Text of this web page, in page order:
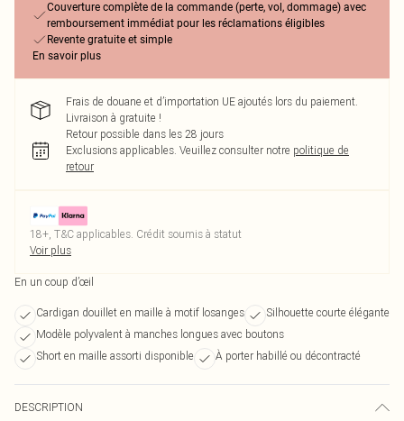
Couverture complète de la commande (perte, vol, dommage) avec
remboursement immédiat pour les réclamations éligibles
Revente gratuite et simple
En savoir plus
Frais de douane et d’importation UE ajoutés lors du paiement.
Livraison à gratuite !
Retour possible dans les 28 jours
Exclusions applicables. Veuillez consulter notre politique de
retour
18+, T&C applicables. Crédit soumis à statut
Voir plus
En un coup d’œil
Cardigan douillet en maille à motif losanges
Silhouette courte élégante
Modèle polyvalent à manches longues avec boutons
Short en maille assorti disponible
À porter habillé ou décontracté
DESCRIPTION